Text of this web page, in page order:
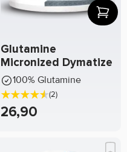
Glutamine
Micronized Dymatize
100% Glutamine
(2)
26,90